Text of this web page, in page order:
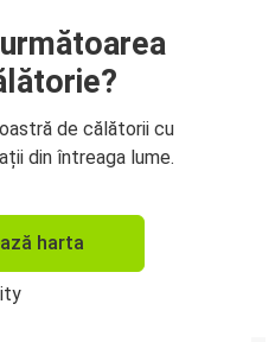
de călătorii cu
din întreaga lume.
harta